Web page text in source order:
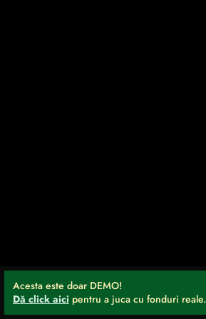
Acesta este doar DEMO!
Dă click aici pentru a juca cu fonduri reale.